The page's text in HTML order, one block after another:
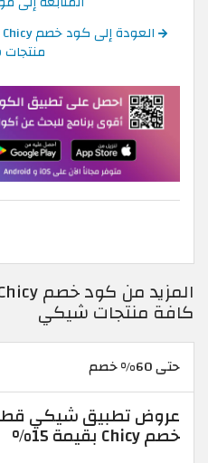
كافة منتجات شيكي
حتى 60% خصم
خصم Chicy بقيمة 15%